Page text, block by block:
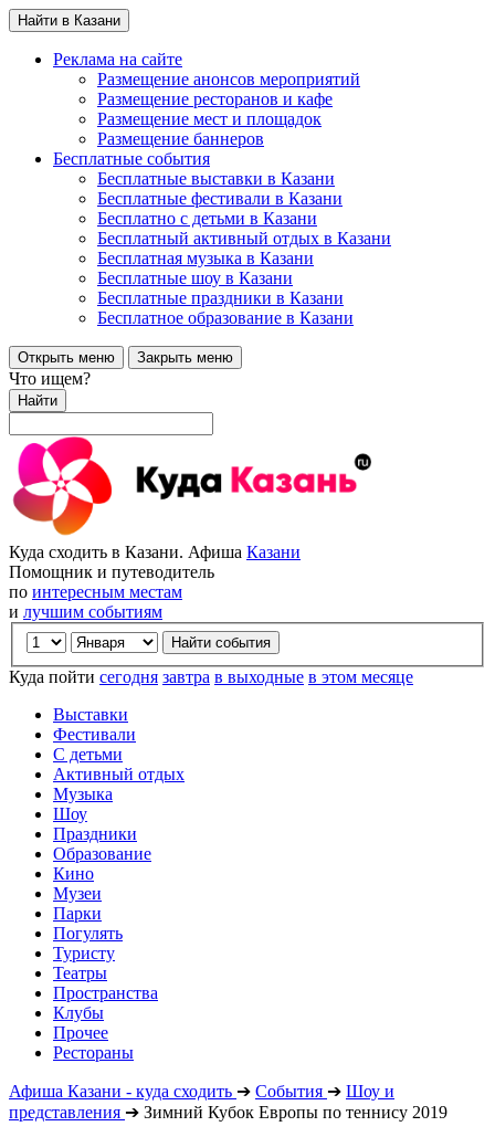
Найти в Казани
Реклама на сайте
Размещение анонсов мероприятий
Размещение ресторанов и кафе
Размещение мест и площадок
Размещение баннеров
Бесплатные события
Бесплатные выставки в Казани
Бесплатные фестивали в Казани
Бесплатно с детьми в Казани
Бесплатный активный отдых в Казани
Бесплатная музыка в Казани
Бесплатные шоу в Казани
Бесплатные праздники в Казани
Бесплатное образование в Казани
Открыть меню Закрыть меню
Что ищем?
Найти
Куда сходить в Казани. Афиша Казани
Помощник и путеводитель
по интересным местам
и лучшим событиям
Куда пойти сегодня завтра в выходные в этом месяце
Выставки
Фестивали
С детьми
Активный отдых
Музыка
Шоу
Праздники
Образование
Кино
Музеи
Парки
Погулять
Туристу
Театры
Пространства
Клубы
Прочее
Рестораны
Афиша Казани - куда сходить ➔ События ➔ Шоу и
представления ➔ Зимний Кубок Европы по теннису 2019